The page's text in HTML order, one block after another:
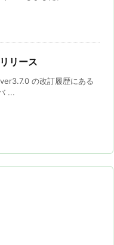
リース
の改訂履歴にある
...